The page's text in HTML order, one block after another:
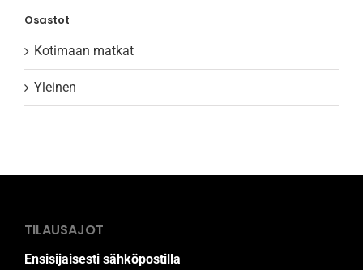
Osastot
Kotimaan matkat
Yleinen
TILAUSAJOT
Ensisijaisesti sähköpostilla